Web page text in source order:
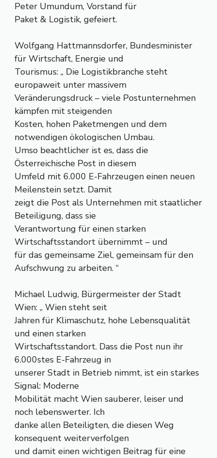
Peter Umundum, Vorstand für
Paket & Logistik, gefeiert.
Wolfgang Hattmannsdorfer, Bundesminister
für Wirtschaft, Energie und
Tourismus: „ Die Logistikbranche steht
europaweit unter massivem
Veränderungsdruck – viele Postunternehmen
kämpfen mit steigenden
Kosten, hohen Paketmengen und dem
notwendigen ökologischen Umbau.
Umso beachtlicher ist es, dass die
Österreichische Post in diesem
Umfeld mit 6.000 E-Fahrzeugen einen neuen
Meilenstein setzt. Damit
zeigt die Post als Unternehmen mit staatlicher
Beteiligung, dass sie
Verantwortung für einen starken
Wirtschaftsstandort übernimmt – und
für das gemeinsame Ziel, gemeinsam für den
Aufschwung zu arbeiten. “
Michael Ludwig, Bürgermeister der Stadt
Wien: „ Wien steht seit
Jahren für Klimaschutz, hohe Lebensqualität
und einen starken
Wirtschaftsstandort. Dass die Post nun ihr
6.000stes E-Fahrzeug in
unserer Stadt in Betrieb nimmt, ist ein starkes
Signal: Moderne
Mobilität macht Wien sauberer, leiser und
noch lebenswerter. Ich
danke allen Beteiligten, die diesen Weg
konsequent weiterverfolgen
und damit einen wichtigen Beitrag für eine